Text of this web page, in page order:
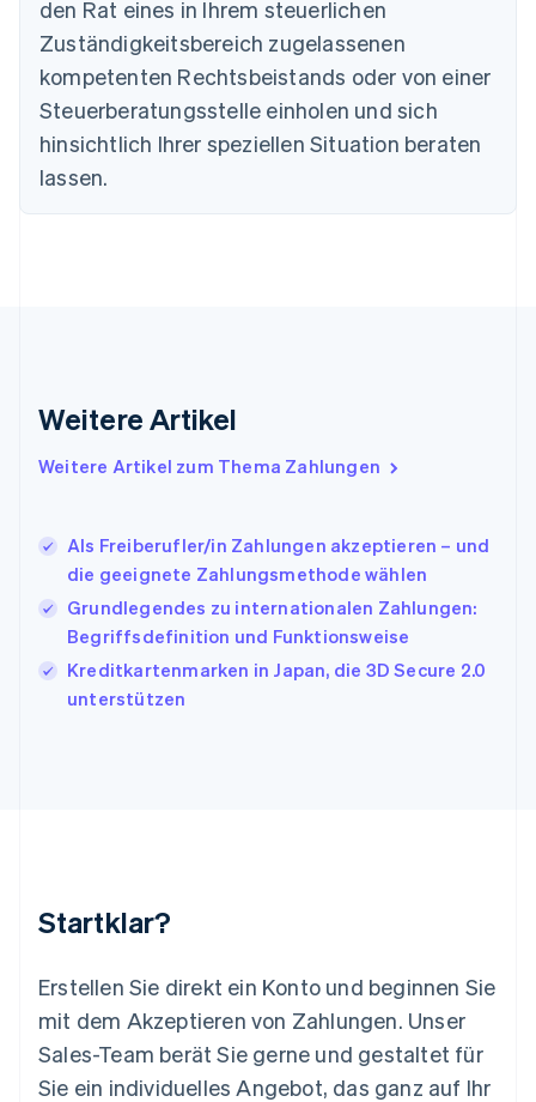
den Rat eines in Ihrem steuerlichen
Zuständigkeitsbereich zugelassenen
kompetenten Rechtsbeistands oder von einer
Steuerberatungsstelle einholen und sich
hinsichtlich Ihrer speziellen Situation beraten
lassen.
Weitere Artikel
Weitere Artikel zum Thema Zahlungen
Als Freiberufler/in Zahlungen akzeptieren – und
die geeignete Zahlungsmethode wählen
Grundlegendes zu internationalen Zahlungen:
Begriffsdefinition und Funktionsweise
Kreditkartenmarken in Japan, die 3D Secure 2.0
unterstützen
Startklar?
Erstellen Sie direkt ein Konto und beginnen Sie
mit dem Akzeptieren von Zahlungen. Unser
Sales-Team berät Sie gerne und gestaltet für
Sie ein individuelles Angebot, das ganz auf Ihr
DeutschEnglish
Estland
English
Festlandchina
简体中文 English
Finnland
Frankreich
English
Italien
Italiano English
EnglishFrançais
Kroatien
EnglishItaliano
Lettland
English
Liechtenstein
DeutschEnglish
Mexiko
English
Niederlande
Nederlands English
Norwegen
English